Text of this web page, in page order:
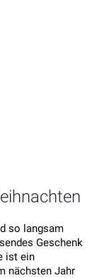
so langsam
Geschenk
ist ein
nächsten Jahr